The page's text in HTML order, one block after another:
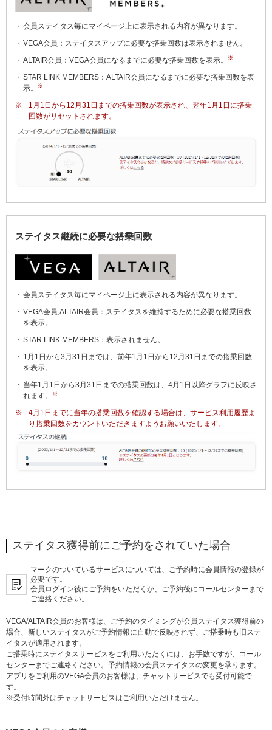
会員ステイタス毎にマイページ上に表示される内容が異なります。
VEGA会員：ステイタスアップに必要な搭乗回数は表示されません。
ALTAIR会員：VEGA会員になるまでに必要な搭乗回数を表示。
※
STAR LINK MEMBERS：ALTAIR会員になるまでに必要な搭乗回数を表
示。
※
※
1月1日から12月31日までの搭乗回数が表示され、翌年1月1日に搭乗
回数がリセットされます。
ステイタス継続に必要な搭乗回数
会員ステイタス毎にマイページ上に表示される内容が異なります。
VEGA会員,ALTAIR会員：ステイタスを維持するために必要な搭乗回数
を表示。
STAR LINK MEMBERS：表示されません。
1月1日から3月31日までは、前年1月1日から12月31日までの搭乗回数
を表示。
当年1月1日から3月31日までの搭乗回数は、4月1日以降グラフに反映さ
れます。
※
※
4月1日までに当年の搭乗回数を確認する場合は、サービス利用履歴よ
り搭乗回数をカウントいただきますようお願いいたします。
ステイタス獲得前にご予約をされていた場合
マークのついているサービスについては、ご予約時に会員情報の登録が
必要です。
会員ログイン後にご予約をいただくか、ご予約後にコールセンターまで
ご連絡ください。
VEGA/ALTAIR会員のお客様は、ご予約のタイミングが会員ステイタス獲得前の
場合、新しいステイタスがご予約情報に自動で反映されず、ご搭乗時も旧ステ
イタスが適用されます。
ご搭乗時にステイタスサービスをご利用いただくには、お手数ですが、コール
センターまでご連絡ください。予約情報の会員ステイタスの変更を承ります。
アプリをご利用のVEGA会員のお客様は、チャットサービスでも受付可能で
す。
※受付時間外はチャットサービスはご利用いただけません。